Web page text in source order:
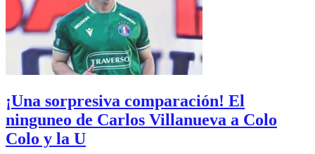
¡Una sorpresiva comparación! El
ninguneo de Carlos Villanueva a Colo
Colo y la U